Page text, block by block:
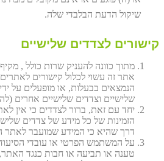
שיקול הדעת הבלבדי שלה.
קישורים לצדדים שלישיים
מתוך כוונה להעניק שרות כולל , מקיף
אתר זה עשוי לכלול קישורים
הנמצאים בבעלות, או מופעלים על
שלישיים וצדדים שלישיים אחרים
יחד עם זאת, ברור לצדדים כי אין
הזמינות של כל מידע של צדדים
דרך שהיא כי המידע שמועבר לאתר
על המשתמש הפרטי או עובדי
טענה או תביעה או חבות כנגד